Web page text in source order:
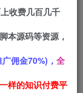
下载
GO
业洞察-竞品
收费几百几千
本源码等资源，
佣金70%)， 全
样的知识付费平